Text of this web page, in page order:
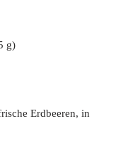
g)
Erdbeeren, in